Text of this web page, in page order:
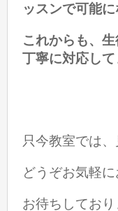
ッスンで可能に
これからも、
丁寧に対応して
只今教室では
どうぞお気軽
お待ちしており